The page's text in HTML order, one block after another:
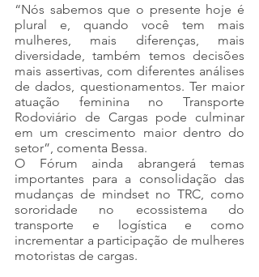
“Nós sabemos que o presente hoje é
plural e, quando você tem mais
mulheres, mais diferenças, mais
diversidade, também temos decisões
mais assertivas, com diferentes análises
de dados, questionamentos. Ter maior
atuação feminina no Transporte
Rodoviário de Cargas pode culminar
em um crescimento maior dentro do
setor”, comenta Bessa.
O Fórum ainda abrangerá temas
importantes para a consolidação das
mudanças de mindset no TRC, como
sororidade no ecossistema do
transporte e logística e como
incrementar a participação de mulheres
motoristas de cargas.